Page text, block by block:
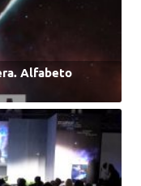
Alfabeto